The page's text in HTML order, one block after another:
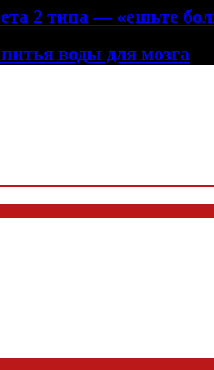
2 типа — «ешьте
воды для мозга